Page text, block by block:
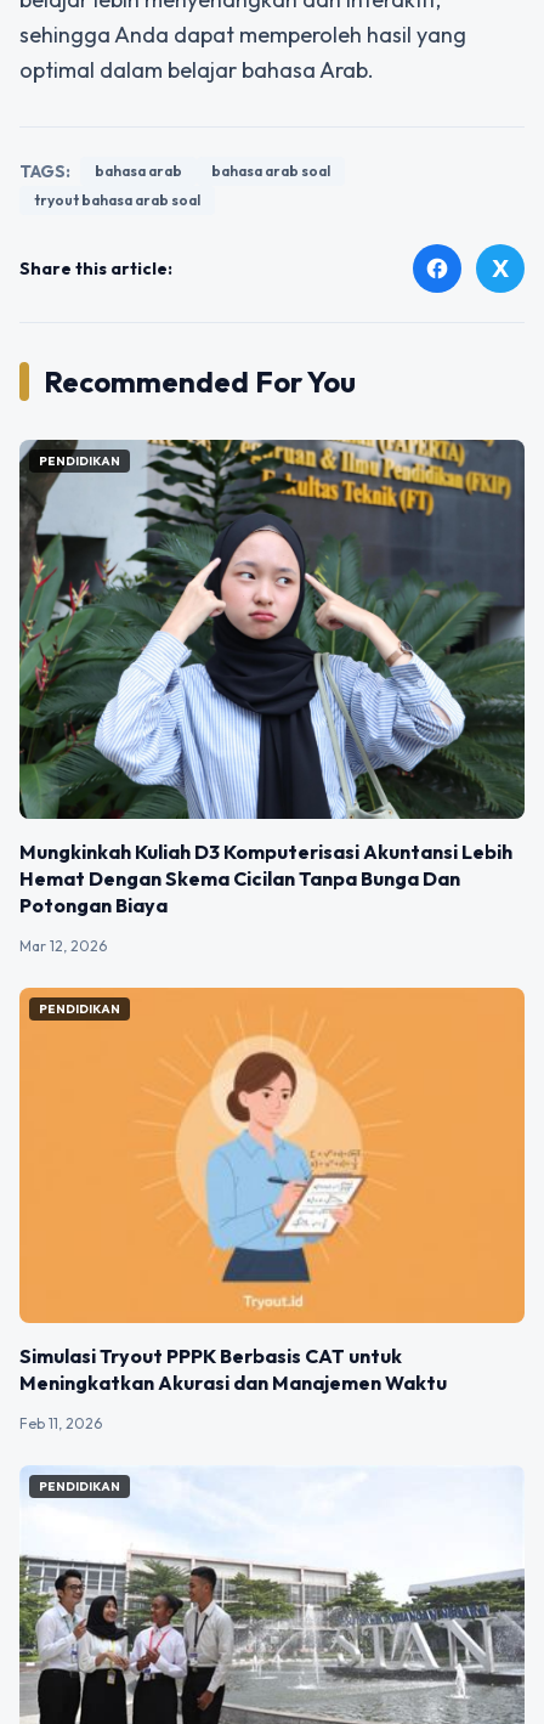
sehingga Anda dapat memperoleh hasil yang
optimal dalam belajar bahasa Arab.
TAGS: bahasa arab
bahasa arab soal
tryout bahasa arab soal
Share this article: facebook X
Recommended For You
PENDIDIKAN
Mungkinkah Kuliah D3 Komputerisasi Akuntansi Lebih
Hemat Dengan Skema Cicilan Tanpa Bunga Dan
Potongan Biaya
Mar 12, 2026
PENDIDIKAN
Simulasi Tryout PPPK Berbasis CAT untuk
Meningkatkan Akurasi dan Manajemen Waktu
Feb 11, 2026
PENDIDIKAN